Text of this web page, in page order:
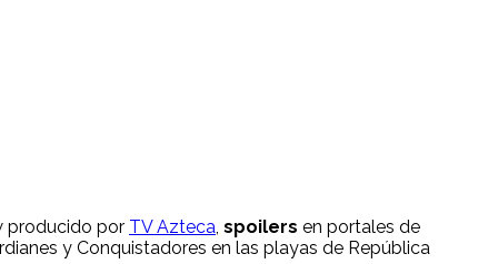
producido por TV Azteca spoilers en portales de
y Conquistadores en las playas de República